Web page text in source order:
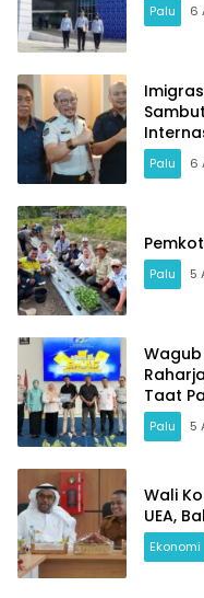
Palu 6
Palu 6
Palu 5
Wagub
Taat
Palu 5
Wali
UEA,
Ekonomi